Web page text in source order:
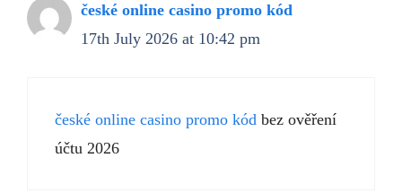
české online casino promo kód
17th July 2026 at 10:42 pm
české online casino promo kód bez ověření
účtu 2026